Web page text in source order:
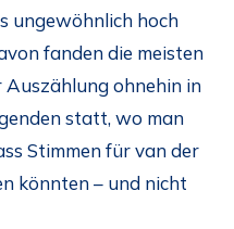
ungewöhnlich hoch
fanden die meisten
ohnehin in
statt, wo man
Stimmen für van der
könnten – und nicht